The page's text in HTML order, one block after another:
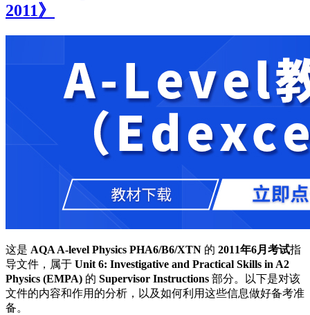
2011》
这是 AQA A-level Physics PHA6/B6/XTN 的 2011年6月考试指
导文件，属于 Unit 6: Investigative and Practical Skills in A2
Physics (EMPA) 的 Supervisor Instructions 部分。以下是对该
文件的内容和作用的分析，以及如何利用这些信息做好备考准
备。